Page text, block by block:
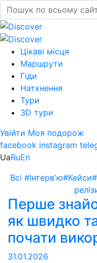
Цікаві місця
Маршрути
Гіди
Натхнення
Тури
3D тури
Увійти Моя подорож
facebook instagram
UaRuEn
Всі #Інтерв'ю#Кейси
Перше
як швидко
почати
31.01.2026